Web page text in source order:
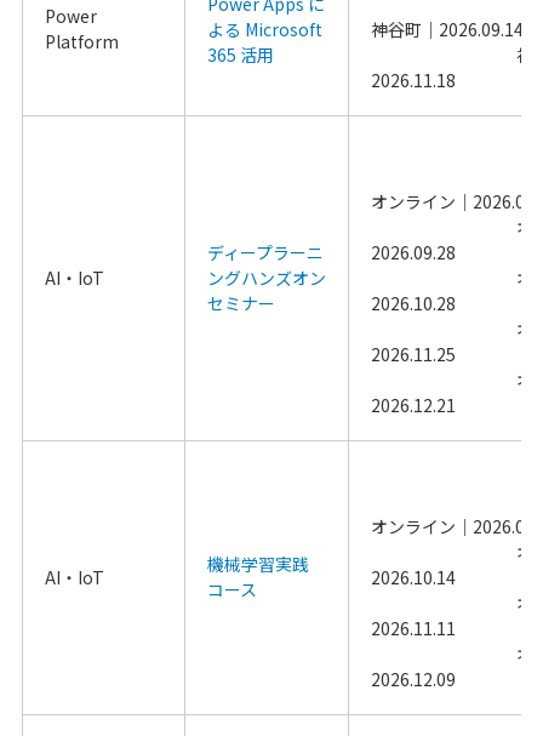
Power
Platform
よる Microsoft
365 活用
AI・IoT
ディープラーニ
ングハンズオン
セミナー
AI・IoT
機械学習実践
コース